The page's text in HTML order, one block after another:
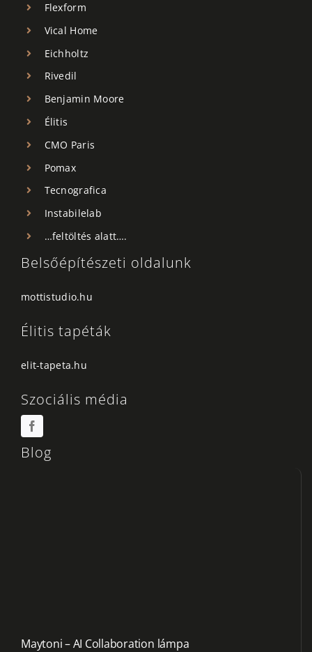
Flexform
Vical Home
Eichholtz
Rivedil
Benjamin Moore
Élitis
CMO Paris
Pomax
Tecnografica
Instabilelab
…feltöltés alatt….
Belsőépítészeti oldalunk
mottistudio.hu
Élitis tapéták
elit-tapeta.hu
Szociális média
Blog
Maytoni – AI Collaboration lámpa